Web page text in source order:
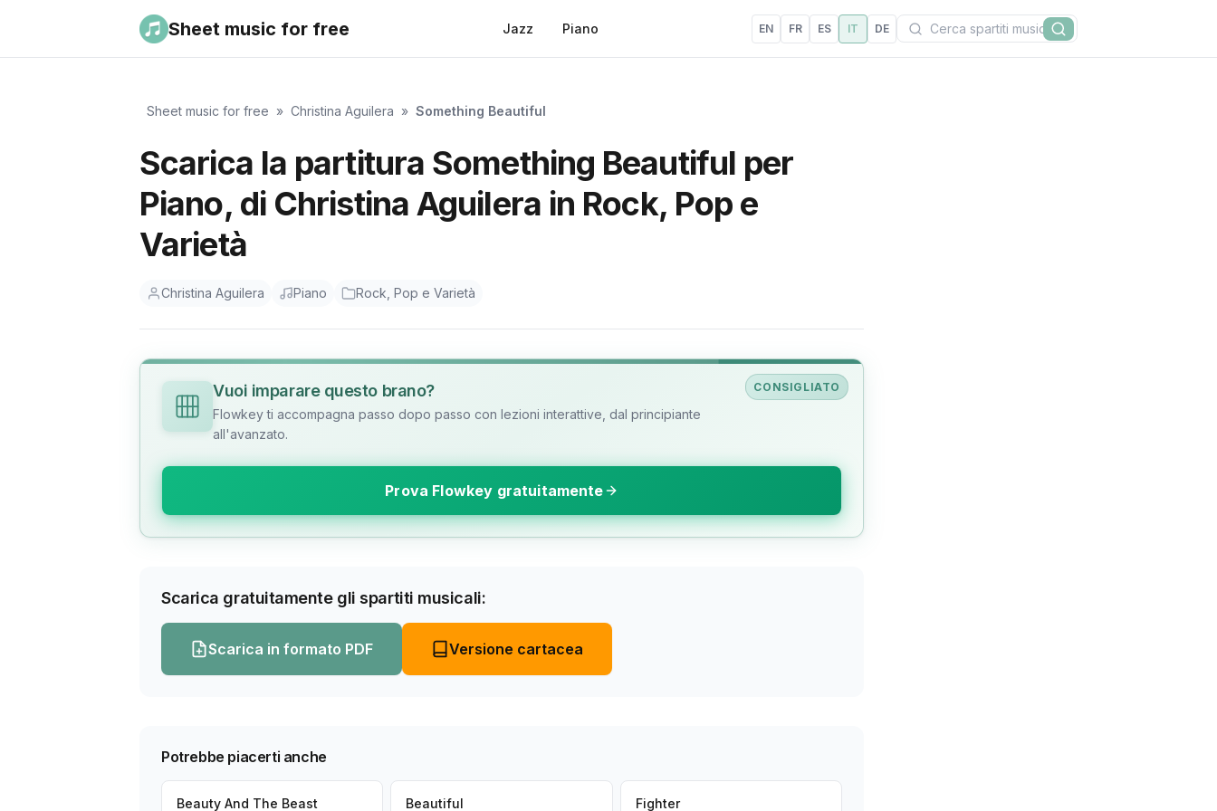
Sheet music for free Jazz Piano EN FR ES IT DE Cerca
Cerca
Sheet music for free » Christina Aguilera » Something Beautiful
Scarica la partitura Something Beautiful per
Piano, di Christina Aguilera in Rock, Pop e
Varietà
Christina Aguilera Piano Rock, Pop e Varietà
CONSIGLIATO
Vuoi imparare questo brano?
Flowkey ti accompagna passo dopo passo con lezioni interattive, dal principiante
all'avanzato.
Prova Flowkey gratuitamente
Scarica gratuitamente gli spartiti musicali:
Scarica in formato PDF Versione cartacea
Potrebbe piacerti anche
Beauty And The Beast Beautiful Fighter